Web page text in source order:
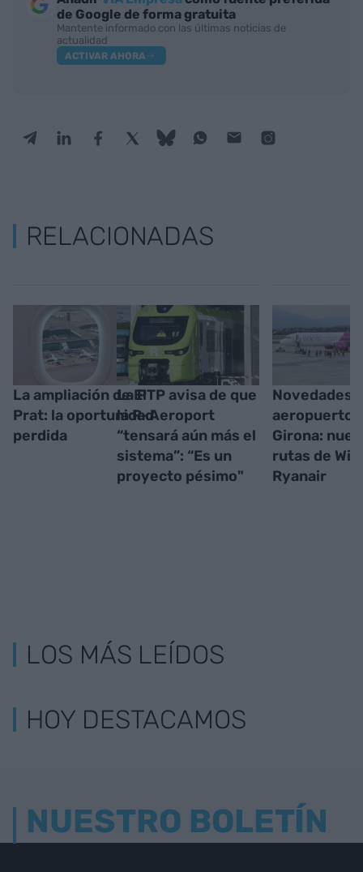
de Google de forma gratuita
Mantente informado con las últimas noticias de
actualidad
ACTIVAR AHORA
RELACIONADAS
La ampliación de El
Prat: la oportunidad
perdida
La PTP avisa de que
la R-Aeroport
“tensará aún más el
sistema”: “Es un
proyecto pésimo"
Novedades
aeropuerto
Girona:
rutas de
Ryanair
LOS MÁS LEÍDOS
HOY DESTACAMOS
NUESTRO BOLETÍN